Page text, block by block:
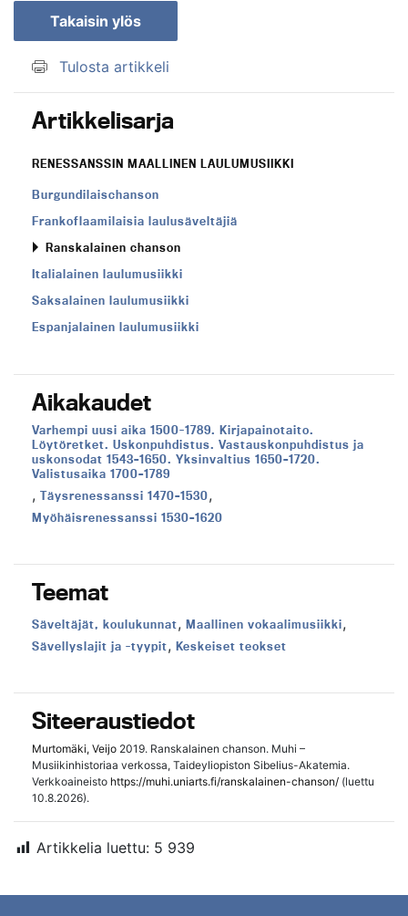
Takaisin ylös
Tulosta artikkeli
Artikkelisarja
RENESSANSSIN MAALLINEN LAULUMUSIIKKI
Burgundilaischanson
Frankoflaamilaisia laulusäveltäjiä
Ranskalainen chanson
Italialainen laulumusiikki
Saksalainen laulumusiikki
Espanjalainen laulumusiikki
Aikakaudet
Aikakausi:
Varhempi uusi aika 1500-1789. Kirjapainotaito.
Löytöretket. Uskonpuhdistus. Vastauskonpuhdistus ja
uskonsodat 1543–1650. Yksinvaltius 1650–1720.
Valistusaika 1700–1789
, Aikakausi:
Täysrenessanssi 1470–1530,
Aikakausi:
Myöhäisrenessanssi 1530–1620
Teemat
Teema:
Säveltäjät, koulukunnat, Teema:
Maallinen vokaalimusiikki,
Teema:
Sävellyslajit ja -tyypit, Teema:
Keskeiset teokset
Siteeraustiedot
Murtomäki, Veijo 2019. Ranskalainen chanson. Muhi –
Musiikinhistoriaa verkossa, Taideyliopiston Sibelius-Akatemia.
Verkkoaineisto https://muhi.uniarts.fi/ranskalainen-chanson/ (luettu
10.8.2026).
Artikkelia luettu: 5 939